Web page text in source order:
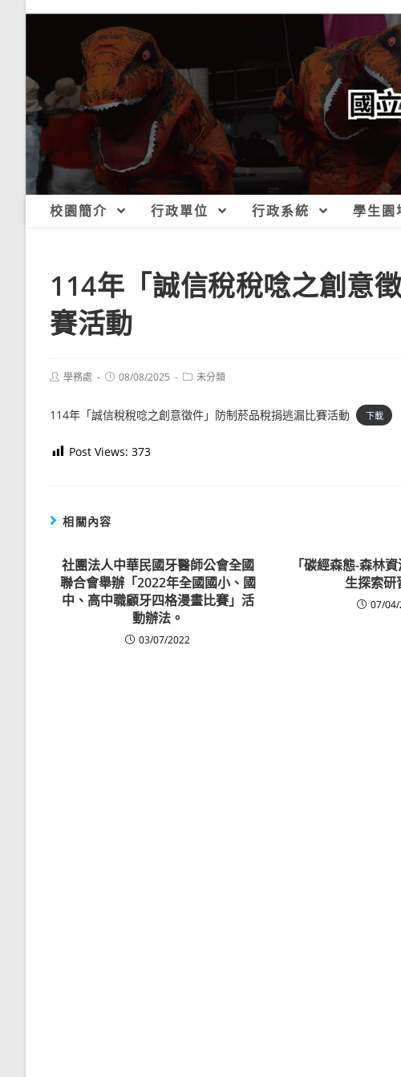
校園簡介 行政單位 行政系統 學生園
114年「誠信稅稅唸之創意
賽活動
Post學務處
Post08/08/2025
Post未分類
114年「誠信稅稅唸之創意徵件」防制菸品稅捐逃漏比賽活動 下載
Post Views: 373
相關內容
社團法人中華民國牙醫師公會全國
聯合會舉辦「2022年全國國小、國
中、高中職顧牙四格漫畫比賽」活
動辦法。
03/07/2022
「碳經森態-森林
生探索研
07/